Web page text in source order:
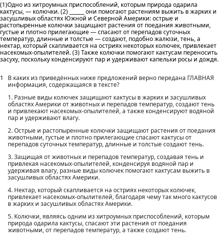
(1)Одно из хитроумных приспособлений, которым природа одарила
кактусы, — колючки. (2) ______ они помогают растениям выжить в жарких и
засушливых областях Южной и Северной Америки: острые и
растопыренные колючки защищают растения от поедания животными,
густые и плотно прилегающие — спасают от перепадов суточных
температур, длинные и толстые — создают, подобно жалюзи, тень, а
нектар, который скапливается на остриях некоторых колючек, привлекает
насекомых-опылителей. (3) Также колючки помогают кактусам переносить
засуху, поскольку конденсируют пар и удерживают капельки росы и дождя.
1
В каких из приведённых ниже предложений верно передана ГЛАВНАЯ
информация, содержащаяся в тексте?
1. Разные виды колючек защищают кактусы в жарких и засушливых
областях Америки от животных и перепадов температур, создают тень
и привлекают насекомых-опылителей, а также конденсируют водяной
пар и удерживают влагу.
2. Острые и растопыренные колючки защищают растения от поедания
животными, густые и плотно прилегающие спасают кактусы от
перепадов суточных температур, длинные и толстые создают тень.
3. Защищая от животных и перепадов температур, создавая тень и
привлекая насекомых-опылителей, конденсируя водяной пар и
удерживая влагу, разные виды колючек помогают кактусам выжить в
засушливых областях Америки.
4. Нектар, который скапливается на остриях некоторых колючек,
привлекает насекомых-опылителей, благодаря чему так много кактусов
в жарких и засушливых областях Америки.
5. Колючки, являясь одним из хитроумных приспособлений, которым
природа одарила кактусы, спасают эти растения от поедания
животными, от перепадов температур, а также создают тень.